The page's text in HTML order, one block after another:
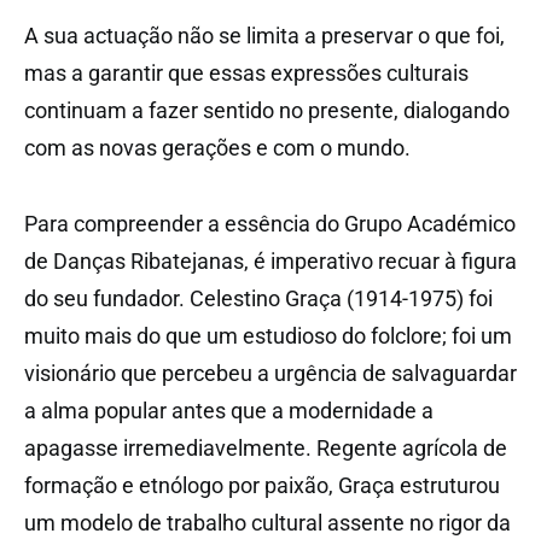
A sua actuação não se limita a preservar o que foi,
mas a garantir que essas expressões culturais
continuam a fazer sentido no presente, dialogando
com as novas gerações e com o mundo.
Para compreender a essência do Grupo Académico
de Danças Ribatejanas, é imperativo recuar à figura
do seu fundador. Celestino Graça (1914-1975) foi
muito mais do que um estudioso do folclore; foi um
visionário que percebeu a urgência de salvaguardar
a alma popular antes que a modernidade a
apagasse irremediavelmente. Regente agrícola de
formação e etnólogo por paixão, Graça estruturou
um modelo de trabalho cultural assente no rigor da